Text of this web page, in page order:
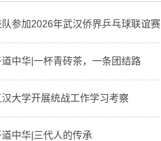
队参加2026年武汉侨界乒乓球联谊赛
道中华|一杯青砖茶，一条团结路
汉大学开展统战工作学习考察
道中华|三代人的传承